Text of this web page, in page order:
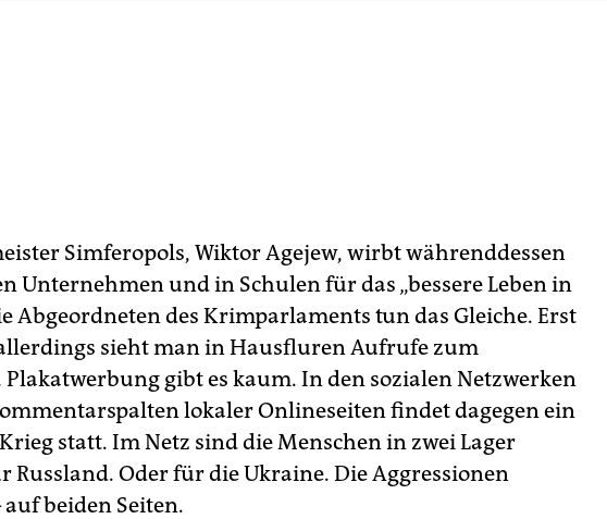
Simferopols, Wiktor Agejew, wirbt währenddessen
Unternehmen und in Schulen für das „bessere Leben in
Abgeordneten des Krimparlaments tun das Gleiche. Erst
sieht man in Hausfluren Aufrufe zum
gibt es kaum. In den sozialen Netzwerken
lokaler Onlineseiten findet dagegen ein
statt. Im Netz sind die Menschen in zwei Lager
Russland. Oder für die Ukraine. Die Aggressionen
beiden Seiten.